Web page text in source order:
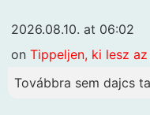
2026.08.10. at 06:02
on Tippeljen, ki lesz
Továbbra sem dajcs